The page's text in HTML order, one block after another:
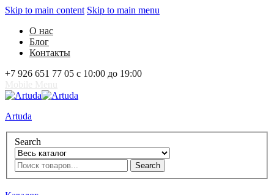
Skip to main content Skip to main menu
О нас
Блог
Контакты
+7 926 651 77 05 с 10:00 до 19:00
Artuda
Search
Search